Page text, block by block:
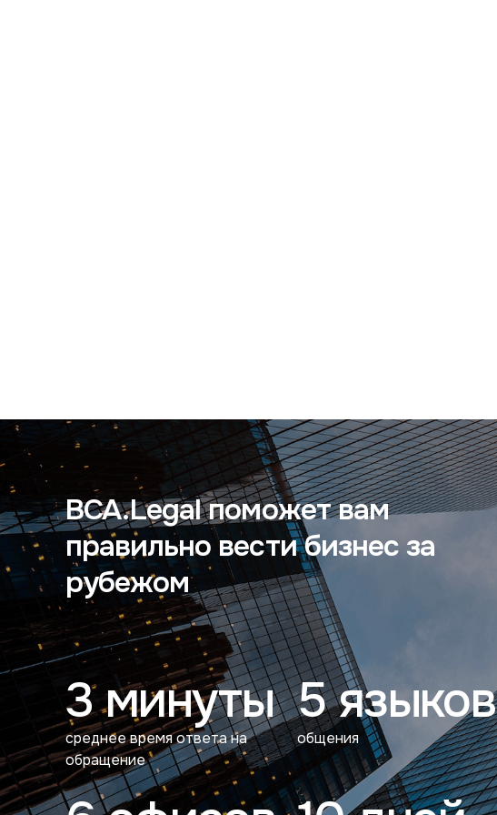
BCA.Legal поможет вам
правильно вести бизнес за
рубежом
3 минуты
среднее время ответа на
обращение
5 языков
общения